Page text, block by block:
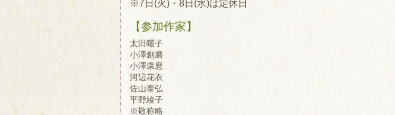
※7日(火)・8日(水)は定休日
【参加作家】
太田曜子
小澤創磨
小澤康麿
河辺花衣
佐山泰弘
平野綾子
※敬称略